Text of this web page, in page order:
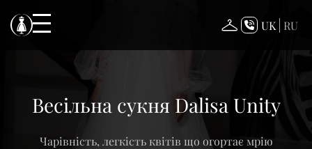
content
UK RU
Весільна сукня Dalisa Unity
Чарівність, легкість квітів що огортає мрію